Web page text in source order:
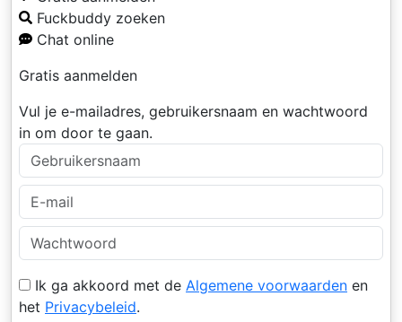
Fuckbuddy zoeken
Chat online
Gratis aanmelden
Vul je e-mailadres, gebruikersnaam en wachtwoord
in om door te gaan.
Ik ga akkoord met de Algemene voorwaarden en
het Privacybeleid.